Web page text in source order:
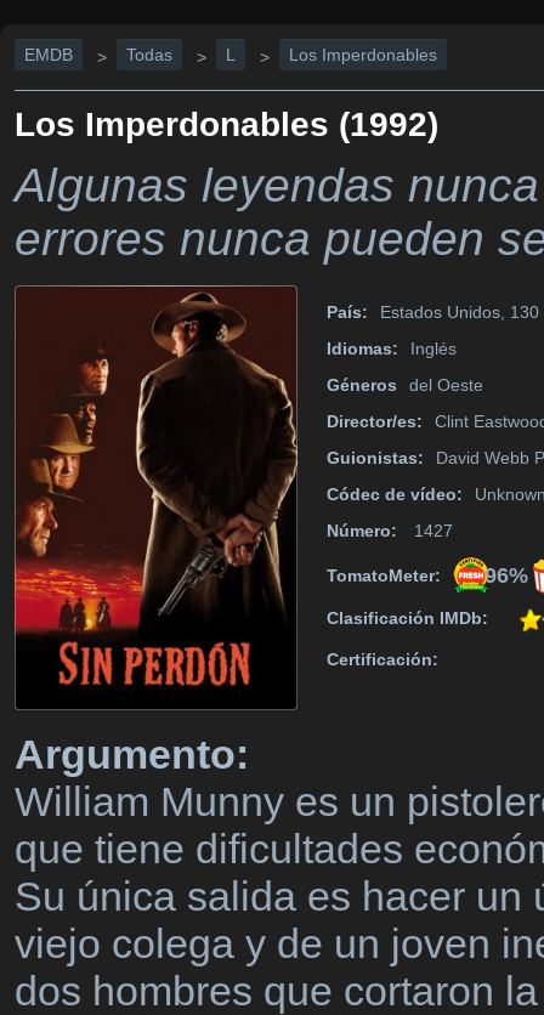
EMDB > Todas > L > Los Imperdonables
Los Imperdonables (1992)
Algunas leyendas
errores nunca pueden
País:
Estados Unidos,
Idiomas:
Inglés
Géneros
del Oeste
Director/es:
Clint
Guionistas:
David Webb
Códec de vídeo:
Número:
1427
TomatoMeter: 96%
Clasificación IMDb:
Certificación:
Argumento:
William Munny es un
que tiene dificultades
Su única salida es hacer un
viejo colega y de un joven
dos hombres que cortaron